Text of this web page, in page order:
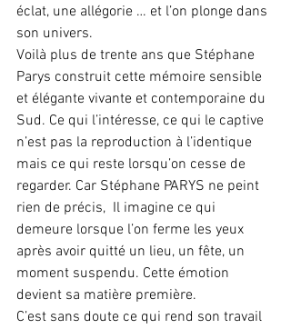
éclat, une allégorie … et l’on plonge dans
son univers.
Voilà plus de trente ans que Stéphane
Parys construit cette mémoire sensible
et élégante vivante et contemporaine du
Sud. Ce qui l’intéresse, ce qui le captive
n’est pas la reproduction à l’identique
mais ce qui reste lorsqu’on cesse de
regarder. Car Stéphane PARYS ne peint
rien de précis,  Il imagine ce qui
demeure lorsque l’on ferme les yeux
après avoir quitté un lieu, un fête, un
moment suspendu. Cette émotion
devient sa matière première.
C’est sans doute ce qui rend son travail